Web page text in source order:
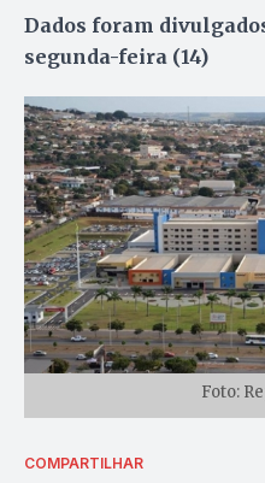
Dados foram
segunda-feira (14)
Foto:
COMPARTILHAR